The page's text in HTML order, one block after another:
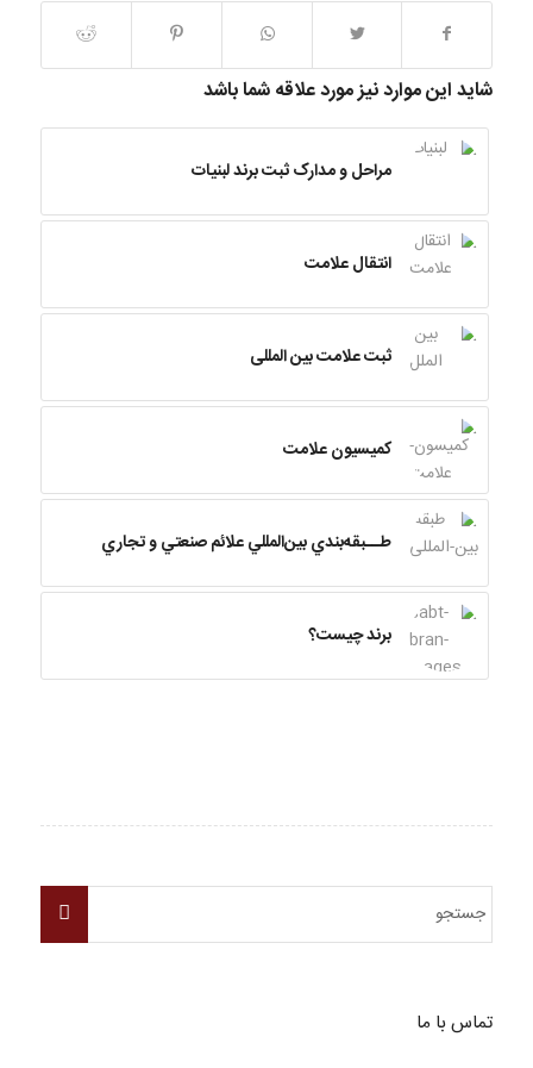
شاید این موارد نیز مورد علاقه شما باشد
مراحل و مدارک ثبت برند لبنیات
انتقال علامت
ثبت علامت بین المللی
کمیسیون علامت
طــبقه‌بندي بين‌المللي علائم صنعتي و تجاري
برند چیست؟
تماس با ما